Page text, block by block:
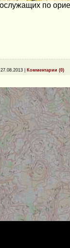
по
27.08.2013 Комментарии (0)